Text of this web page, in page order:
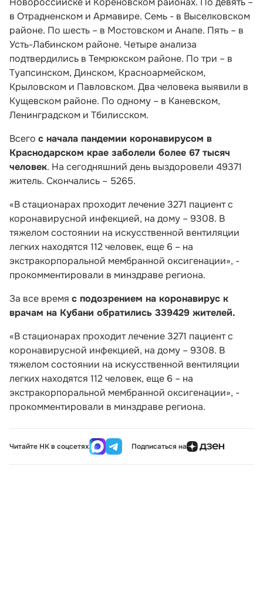
в Отрадненском и Армавире. Семь - в Выселковском
районе. По шесть – в Мостовском и Анапе. Пять – в
Усть-Лабинском районе. Четыре анализа
подтвердились в Темрюкском районе. По три – в
Туапсинском, Динском, Красноармейском,
Крыловском и Павловском. Два человека выявили в
Кущевском районе. По одному – в Каневском,
Ленинградском и Тбилисском.
Всего с начала пандемии коронавирусом в
Краснодарском крае заболели более 67 тысяч
человек. На сегодняшний день выздоровели 49371
житель. Скончались – 5265.
«В стационарах проходит лечение 3271 пациент с
коронавирусной инфекцией, на дому – 9308. В
тяжелом состоянии на искусственной вентиляции
легких находятся 112 человек, еще 6 – на
экстракорпоральной мембранной оксигенации», -
прокомментировали в минздраве региона.
За все время с подозрением на коронавирус к
врачам на Кубани обратились 339429 жителей.
«В стационарах проходит лечение 3271 пациент с
коронавирусной инфекцией, на дому – 9308. В
тяжелом состоянии на искусственной вентиляции
легких находятся 112 человек, еще 6 – на
экстракорпоральной мембранной оксигенации», -
прокомментировали в минздраве региона.
Читайте НК в соцсетях Подписаться на